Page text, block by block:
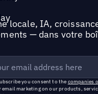
locale, IA,
— dans votre
you consent to the companies
email marketing on our products,